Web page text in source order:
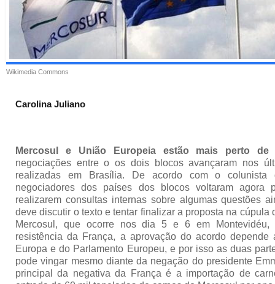
Wikimedia Commons
Carolina Juliano
Mercosul e União Europeia estão mais perto de
negociações entre o os dois blocos avançaram nos
realizadas em Brasília. De acordo com o
negociadores dos países dos blocos voltaram agora
realizarem consultas internas sobre algumas questões
deve discutir o texto e tentar finalizar a proposta na cúpula
Mercosul, que ocorre nos dia 5 e 6 em Montevidéu,
resistência da França, a aprovação do acordo
Europa e do Parlamento Europeu, e por isso as duas
pode vingar mesmo diante da negação do presidente
principal da negativa da França é a importação de